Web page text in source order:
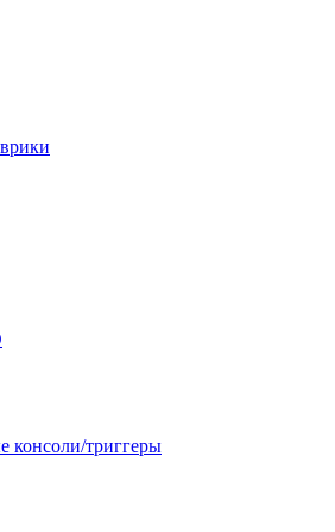
консоли/триггеры